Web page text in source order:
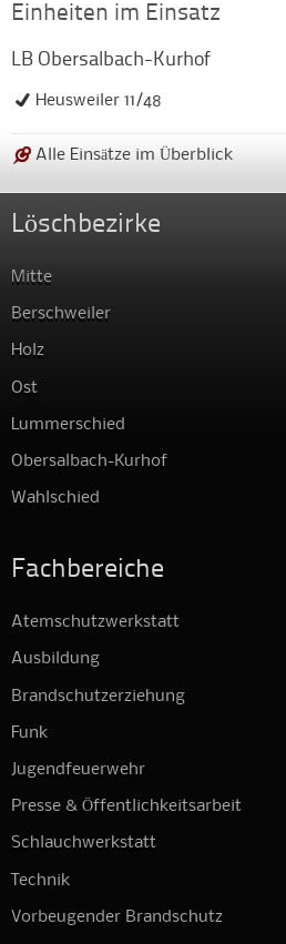
Einheiten im Einsatz
LB Obersalbach-Kurhof
Heusweiler 11/48
Alle Einsätze im Überblick
Löschbezirke
Mitte
Berschweiler
Holz
Ost
Lummerschied
Obersalbach-Kurhof
Wahlschied
Fachbereiche
Atemschutzwerkstatt
Ausbildung
Brandschutzerziehung
Funk
Jugendfeuerwehr
Presse & Öffentlichkeitsarbeit
Schlauchwerkstatt
Technik
Vorbeugender Brandschutz